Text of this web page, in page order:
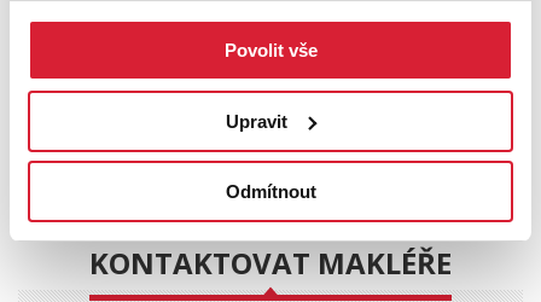
Povolit vše
Upravit
Odmítnout
Leaflet|©
KONTAKTOVAT MAKLÉŘE